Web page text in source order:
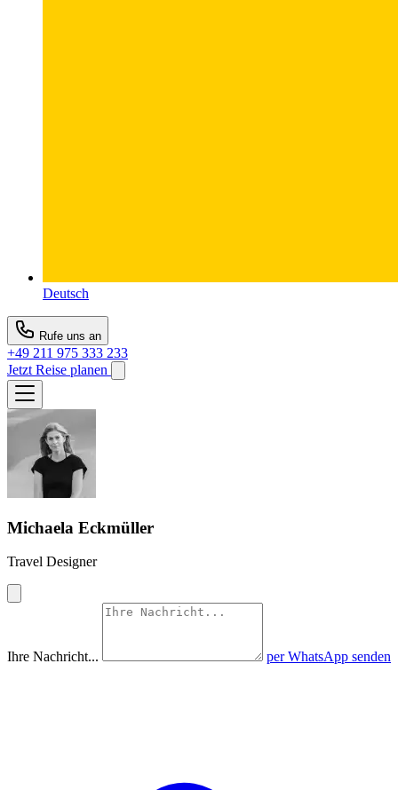
Deutsch
Rufe uns an
+49 211 975 333 233
Jetzt Reise planen
Michaela Eckmüller
Travel Designer
Ihre Nachricht... per WhatsApp senden